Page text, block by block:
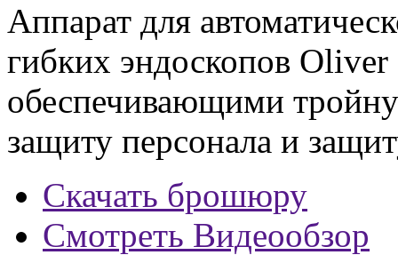
Аппарат для
гибких эндоскопов
обеспечивающими
защиту персонала и
Скачать брошюру
Смотреть Видеообзор